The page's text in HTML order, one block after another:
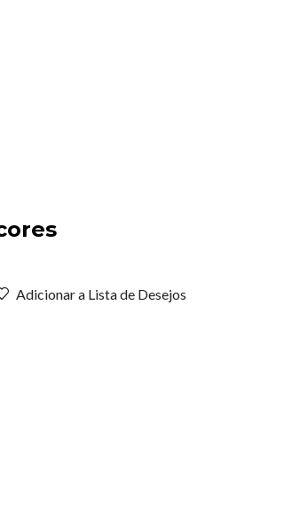
Adicionar a Lista de Desejos